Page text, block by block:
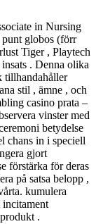
in Nursing
globos (förr
Tiger , Playtech
. Denna olika
tillhandahåller
stil , ämne , och
casino prata –
vinster med
betydelse
chans in i speciell
gjort
förstärka för deras
på satsa belopp ,
kumulera
.